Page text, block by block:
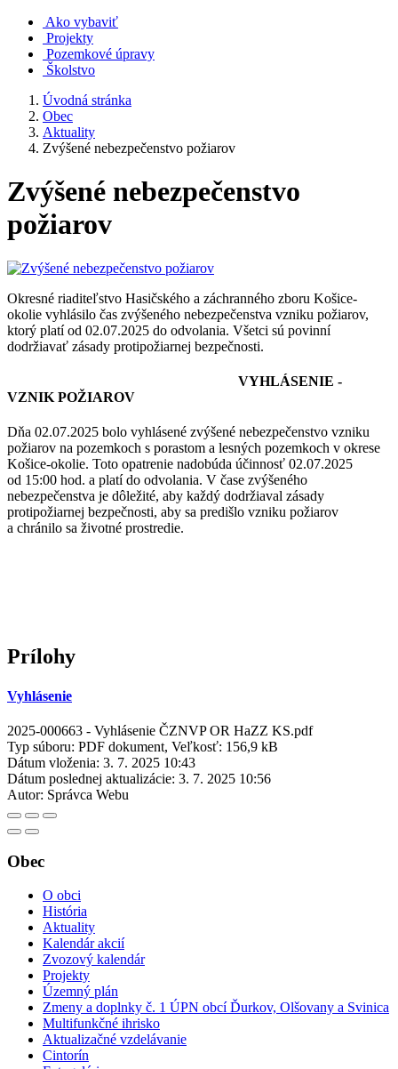
Ako vybaviť
Projekty
Pozemkové úpravy
Školstvo
Úvodná stránka
Obec
Aktuality
Zvýšené nebezpečenstvo požiarov
Zvýšené nebezpečenstvo
požiarov
Okresné riaditeľstvo Hasičského a záchranného zboru Košice-
okolie vyhlásilo čas zvýšeného nebezpečenstva vzniku požiarov,
ktorý platí od 02.07.2025 do odvolania. Všetci sú povinní
dodržiavať zásady protipožiarnej bezpečnosti.
VYHLÁSENIE -
VZNIK POŽIAROV
Dňa 02.07.2025 bolo vyhlásené zvýšené nebezpečenstvo vzniku
požiarov na pozemkoch s porastom a lesných pozemkoch v okrese
Košice-okolie. Toto opatrenie nadobúda účinnosť 02.07.2025
od 15:00 hod. a platí do odvolania. V čase zvýšeného
nebezpečenstva je dôležité, aby každý dodržiaval zásady
protipožiarnej bezpečnosti, aby sa predišlo vzniku požiarov
a chránilo sa životné prostredie.
Prílohy
Vyhlásenie
2025-000663 - Vyhlásenie ČZNVP OR HaZZ KS.pdf
Typ súboru: PDF dokument, Veľkosť: 156,9 kB
Dátum vloženia: 3. 7. 2025 10:43
Dátum poslednej aktualizácie: 3. 7. 2025 10:56
Autor: Správca Webu
Obec
O obci
História
Aktuality
Kalendár akcií
Zvozový kalendár
Projekty
Územný plán
Zmeny a doplnky č. 1 ÚPN obcí Ďurkov, Olšovany a Svinica
Multifunkčné ihrisko
Aktualizačné vzdelávanie
Cintorín